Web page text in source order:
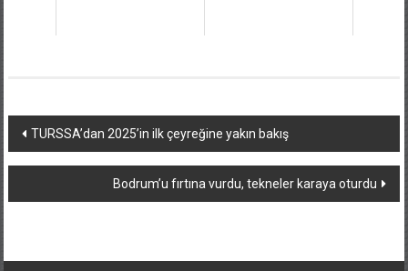
Yazı
dolaşımı
TURSSA’dan 2025’in ilk çeyreğine yakın bakış
Bodrum’u fırtına vurdu, tekneler karaya oturdu